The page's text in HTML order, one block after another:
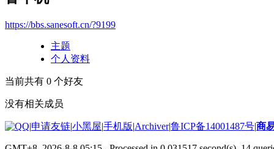
https://bbs.sanesoft.cn/?9199
主题
个人资料
当前共有 0 个好友
没有相关成员
|申请友链|小黑屋|手机版|Archiver|鲁ICP备14001487号|商